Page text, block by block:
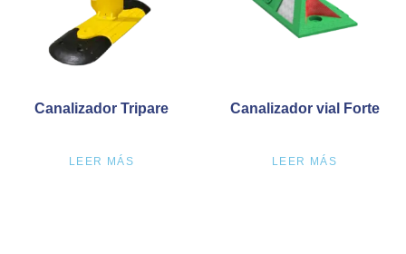
Canalizador Tripare
LEER MÁS
Canalizador vial Forte
LEER MÁS